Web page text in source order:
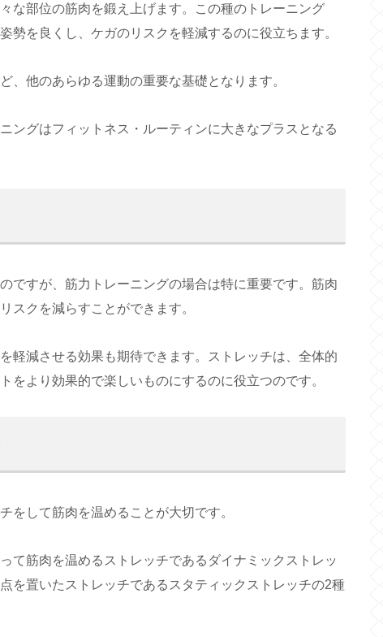
な部位の筋肉を鍛え上げます。この種のトレーニング
勢を良くし、ケガのリスクを軽減するのに役立ちます。
、他のあらゆる運動の重要な基礎となります。
ングはフィットネス・ルーティンに大きなプラスとなる
ですが、筋力トレーニングの場合は特に重要です。筋肉
スクを減らすことができます。
軽減させる効果も期待できます。ストレッチは、全体的
をより効果的で楽しいものにするのに役立つのです。
をして筋肉を温めることが大切です。
て筋肉を温めるストレッチであるダイナミックストレッ
を置いたストレッチであるスタティックストレッチの2種